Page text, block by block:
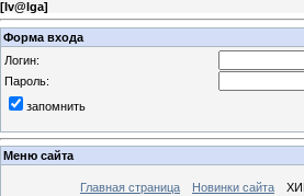
[Iv@lgа]
Форма входа
Логин:
Пароль:
запомнить
Меню сайта
Главная страница Новинки сайта